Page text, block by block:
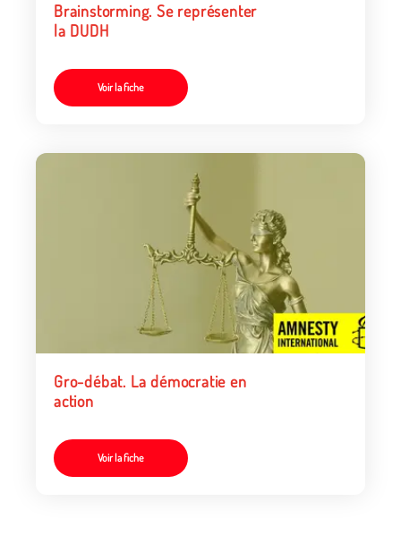
Brainstorming. Se représenter
la DUDH
Voir la fiche
Gro-débat. La démocratie en
action
Voir la fiche